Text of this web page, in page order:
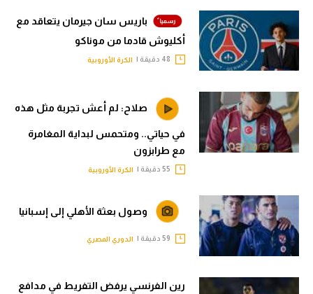
باريس سان جيرمان يتعاقد مع
أكليوش قادما من موناكو
الكرة الأوروبية
صلاح: لم أعش تجربة مثل هذه
في حياتي.. ومتحمس لبداية المغامرة
مع طرابزون
الكرة الأوروبية
وصول بعثة الأهلي إلى إسبانيا
الدوري المصري
رين الفرنسي يرفض التفريط في مدافع